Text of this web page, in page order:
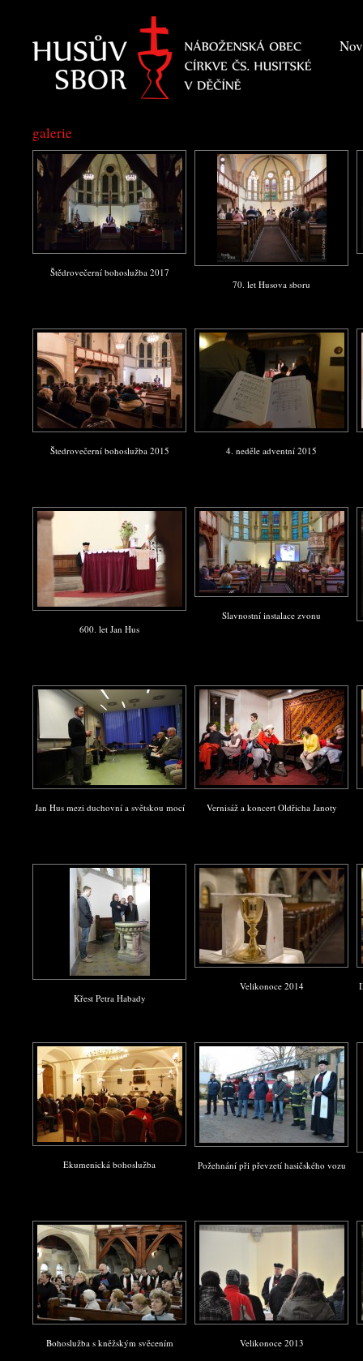
galerie
Štědrovečerní bohoslužba 2017
70. let Husova sboru
Štedrovečerní bohoslužba 2015 4. neděle adventní 2015
600. let Jan Hus
Slavnostní instalace zvonu
Jan Hus mezi duchovní a světskou mocí Vernisáž a koncert Oldřicha Janoty
Křest Petra Habady
Velikonoce 2014
Ekumenická bohoslužba Požehnání při převzetí hasičského vozu
Bohoslužba s kněžským svěcením Velikonoce 2013